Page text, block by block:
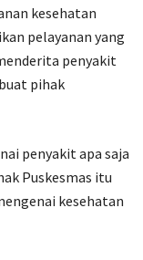
kesehatan
pelayanan yang
penyakit
pihak
penyakit apa saja
Puskesmas itu
kesehatan